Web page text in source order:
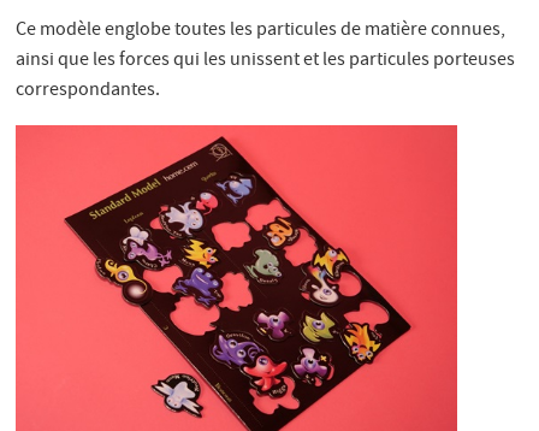
Ce modèle englobe toutes les particules de matière connues,
ainsi que les forces qui les unissent et les particules porteuses
correspondantes.